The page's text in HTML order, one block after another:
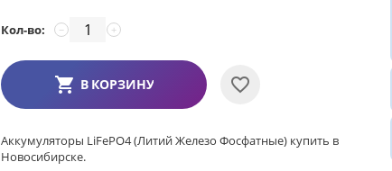
Кол-во: +
−
В КОРЗИНУ
Аккумуляторы LiFePO4 (Литий Железо Фосфатные) купить в
Новосибирске.